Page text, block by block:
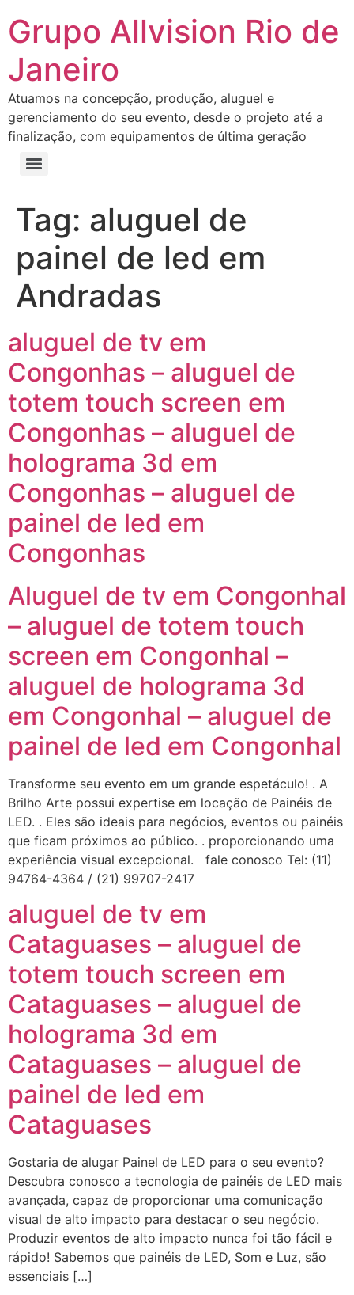
Grupo Allvision Rio de
Janeiro
Atuamos na concepção, produção, aluguel e
gerenciamento do seu evento, desde o projeto até a
finalização, com equipamentos de última geração
Tag: aluguel de
painel de led em
Andradas
aluguel de tv em
Congonhas – aluguel de
totem touch screen em
Congonhas – aluguel de
holograma 3d em
Congonhas – aluguel de
painel de led em
Congonhas
Aluguel de tv em Congonhal
– aluguel de totem touch
screen em Congonhal –
aluguel de holograma 3d
em Congonhal – aluguel de
painel de led em Congonhal
Transforme seu evento em um grande espetáculo! . A
Brilho Arte possui expertise em locação de Painéis de
LED. . Eles são ideais para negócios, eventos ou painéis
que ficam próximos ao público. . proporcionando uma
experiência visual excepcional. fale conosco Tel: (11)
94764-4364 / (21) 99707-2417
aluguel de tv em
Cataguases – aluguel de
totem touch screen em
Cataguases – aluguel de
holograma 3d em
Cataguases – aluguel de
painel de led em
Cataguases
Gostaria de alugar Painel de LED para o seu evento?
Descubra conosco a tecnologia de painéis de LED mais
avançada, capaz de proporcionar uma comunicação
visual de alto impacto para destacar o seu negócio.
Produzir eventos de alto impacto nunca foi tão fácil e
rápido! Sabemos que painéis de LED, Som e Luz, são
essenciais […]